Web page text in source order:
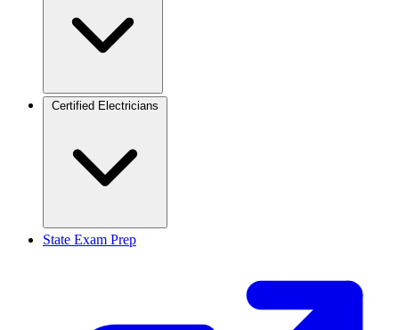
Certified Electricians
State Exam Prep